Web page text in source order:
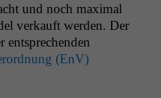
und noch max­i­mal
verkauft wer­den. Der
entsprechen­den
(EnV)